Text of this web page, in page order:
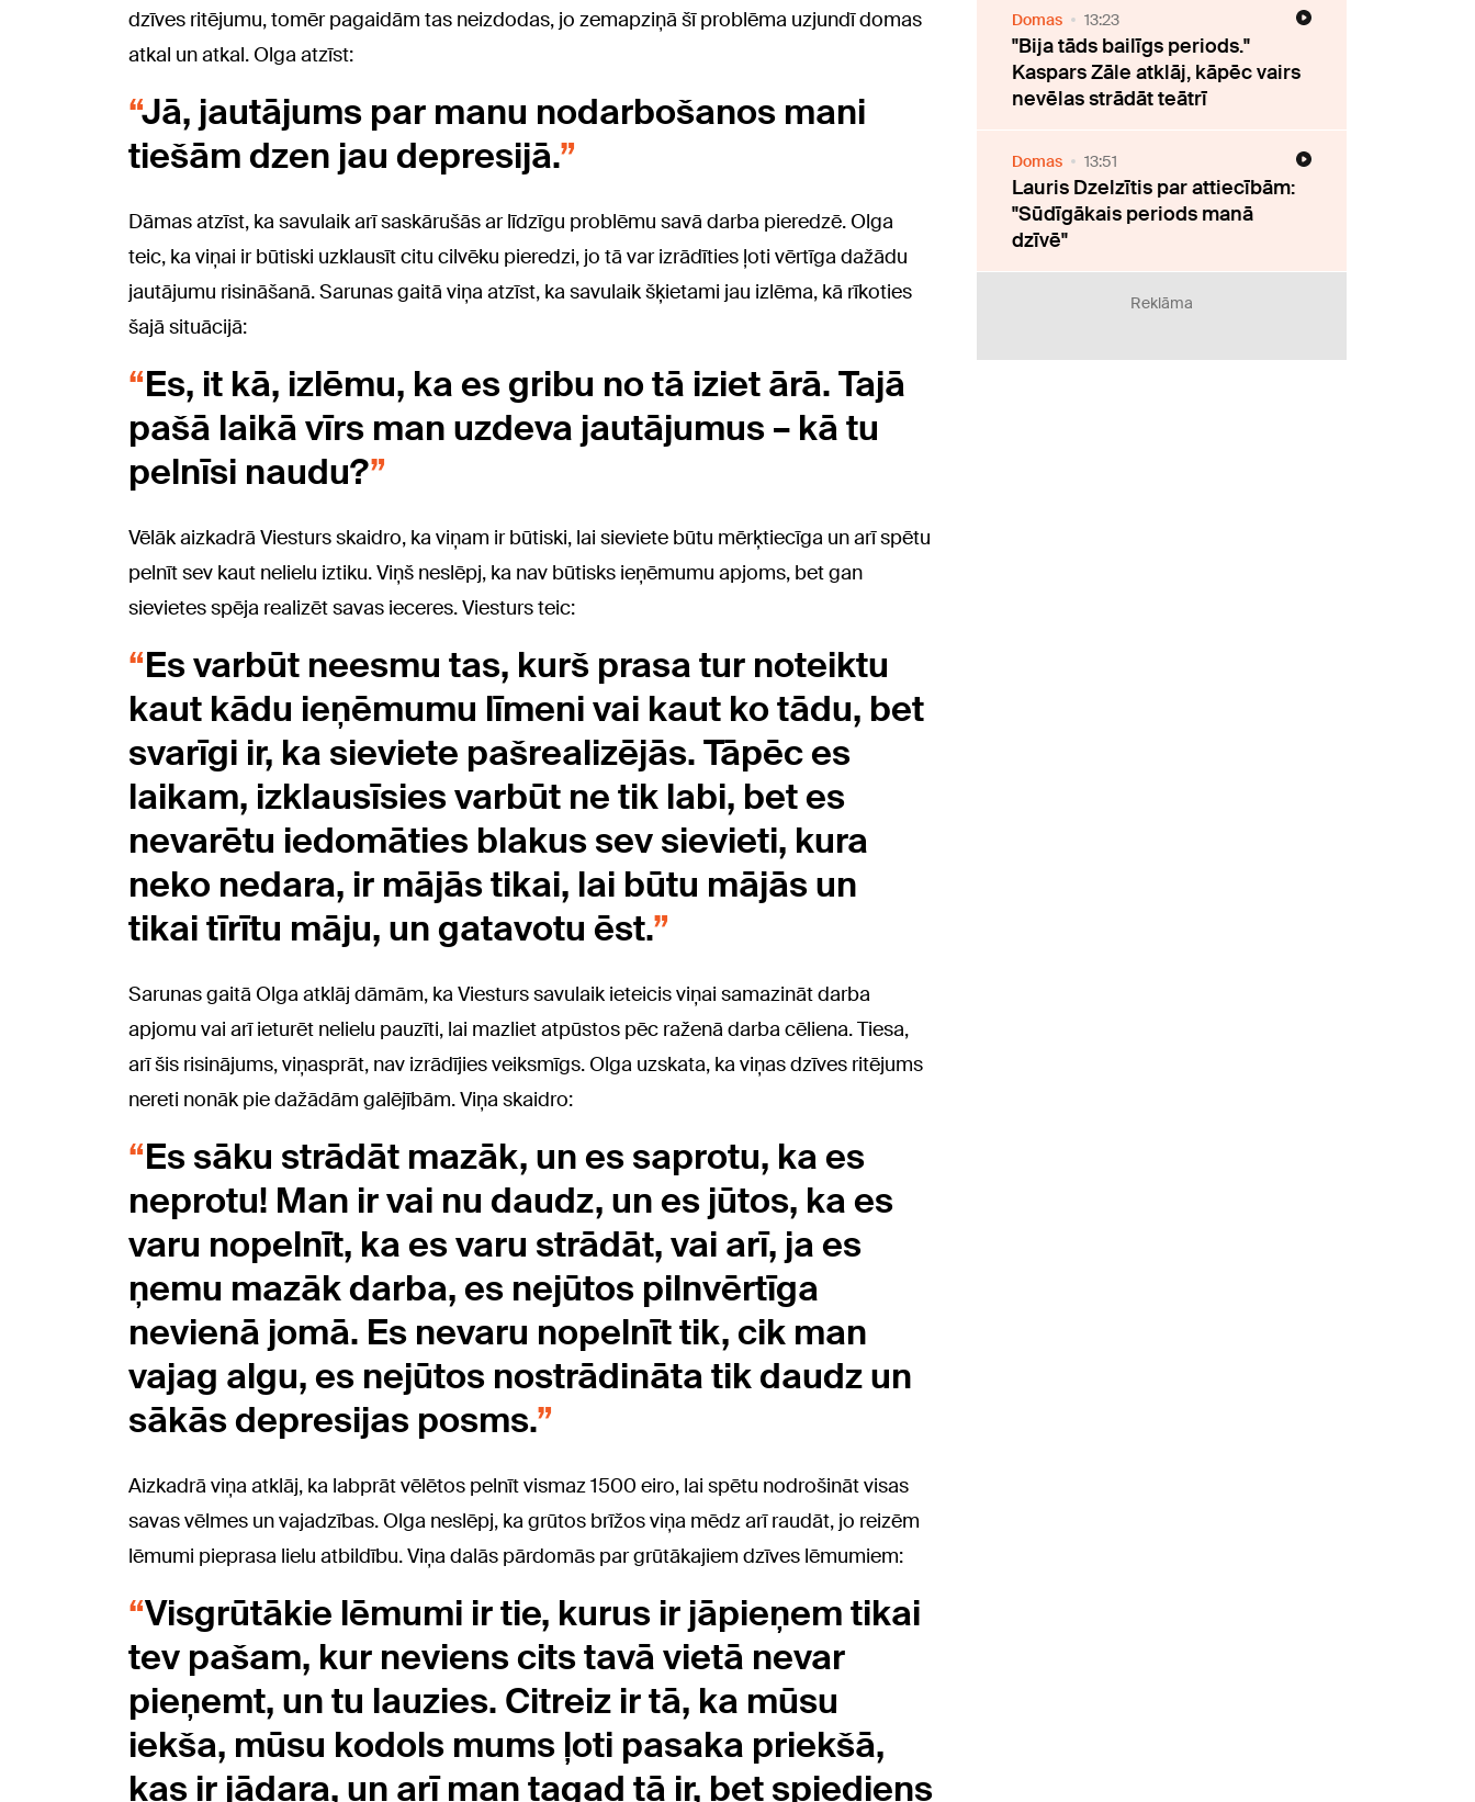
dzīves ritējumu, tomēr pagaidām tas neizdodas, jo zemapziņā šī problēma uzjundī domas
atkal un atkal. Olga atzīst:
Jā, jautājums par manu nodarbošanos mani
tiešām dzen jau depresijā.
Dāmas atzīst, ka savulaik arī saskārušās ar līdzīgu problēmu savā darba pieredzē. Olga
teic, ka viņai ir būtiski uzklausīt citu cilvēku pieredzi, jo tā var izrādīties ļoti vērtīga dažādu
jautājumu risināšanā. Sarunas gaitā viņa atzīst, ka savulaik šķietami jau izlēma, kā rīkoties
šajā situācijā:
Es, it kā, izlēmu, ka es gribu no tā iziet ārā. Tajā
pašā laikā vīrs man uzdeva jautājumus – kā tu
pelnīsi naudu?
Vēlāk aizkadrā Viesturs skaidro, ka viņam ir būtiski, lai sieviete būtu mērķtiecīga un arī spētu
pelnīt sev kaut nelielu iztiku. Viņš neslēpj, ka nav būtisks ieņēmumu apjoms, bet gan
sievietes spēja realizēt savas ieceres. Viesturs teic:
Es varbūt neesmu tas, kurš prasa tur noteiktu
kaut kādu ieņēmumu līmeni vai kaut ko tādu, bet
svarīgi ir, ka sieviete pašrealizējās. Tāpēc es
laikam, izklausīsies varbūt ne tik labi, bet es
nevarētu iedomāties blakus sev sievieti, kura
neko nedara, ir mājās tikai, lai būtu mājās un
tikai tīrītu māju, un gatavotu ēst.
Sarunas gaitā Olga atklāj dāmām, ka Viesturs savulaik ieteicis viņai samazināt darba
apjomu vai arī ieturēt nelielu pauzīti, lai mazliet atpūstos pēc raženā darba cēliena. Tiesa,
arī šis risinājums, viņasprāt, nav izrādījies veiksmīgs. Olga uzskata, ka viņas dzīves ritējums
nereti nonāk pie dažādām galējībām. Viņa skaidro:
Es sāku strādāt mazāk, un es saprotu, ka es
neprotu! Man ir vai nu daudz, un es jūtos, ka es
varu nopelnīt, ka es varu strādāt, vai arī, ja es
ņemu mazāk darba, es nejūtos pilnvērtīga
nevienā jomā. Es nevaru nopelnīt tik, cik man
vajag algu, es nejūtos nostrādināta tik daudz un
sākās depresijas posms.
Aizkadrā viņa atklāj, ka labprāt vēlētos pelnīt vismaz 1500 eiro, lai spētu nodrošināt visas
savas vēlmes un vajadzības. Olga neslēpj, ka grūtos brīžos viņa mēdz arī raudāt, jo reizēm
lēmumi pieprasa lielu atbildību. Viņa dalās pārdomās par grūtākajiem dzīves lēmumiem:
Visgrūtākie lēmumi ir tie, kurus ir jāpieņem tikai
tev pašam, kur neviens cits tavā vietā nevar
pieņemt, un tu lauzies. Citreiz ir tā, ka mūsu
iekša, mūsu kodols mums ļoti pasaka priekšā,
kas ir jādara, un arī man tagad tā ir, bet spiediens
Domas 13:23
"Bija tāds bailīgs periods."
Kaspars Zāle atklāj, kāpēc vairs
nevēlas strādāt teātrī
Domas 13:51
Lauris Dzelzītis par attiecībām:
"Sūdīgākais periods manā
dzīvē"
Reklāma